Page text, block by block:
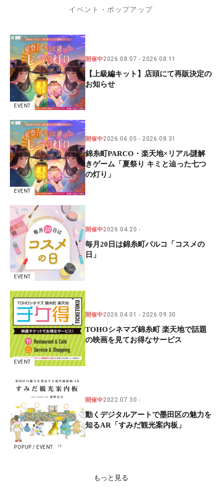
イベント・ポップアップ
EVENT
開催中2026.08.07 2026.08.11
【上級編キット】店頭にて再販決定の
お知らせ
EVENT
開催中2026.06.05 2026.08.31
錦糸町PARCO・楽天地×リアル謎解
きゲーム「夏祭り キミと辿った七つ
の灯り」
EVENT
開催中2026.04.20
毎月20日は錦糸町パルコ「コスメの
日」
EVENT
開催中2026.04.01 2026.09.30
TOHOシネマズ錦糸町 楽天地で話題
の映画を見てお得なサービス
POPUP / EVENT
開催中2022.07.30
動くデジタルアートで墨田区の魅力を
知るAR「すみだ観光案内板」
もっと見る